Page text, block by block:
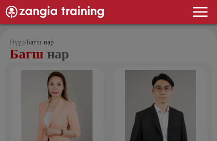
Нүүр/Багш нар
Багш нар